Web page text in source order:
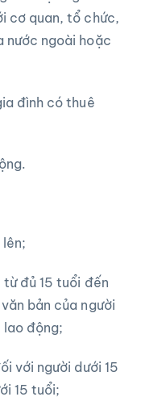
cơ quan, tổ chức,
nước ngoài hoặc
đình có thuê
đủ 15 tuổi đến
bản của người
lao động;
với người dưới 15
15 tuổi;